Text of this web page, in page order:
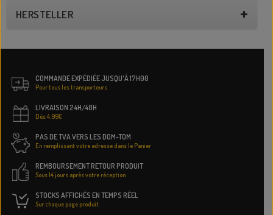
HERSTELLER
COMMANDE EXPÉDIÉE JUSQU'À 17H00
Pour tous les transporteurs
LIVRAISON 24H/48H
Dès 4.99€
PAS DE TVA VERS LES DOM-TOM
En remplissant votre adresse dans le Panier
REMBOURSEMENT RETOUR PRODUIT
Sous 14 jours après votre réception
STOCKS AFFICHÉS EN TEMPS RÉEL
Sur chaque page produit